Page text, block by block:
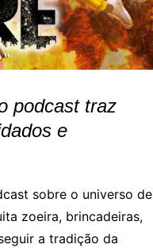
podcast traz
e
sobre o universo de
zoeira, brincadeiras,
a tradição da